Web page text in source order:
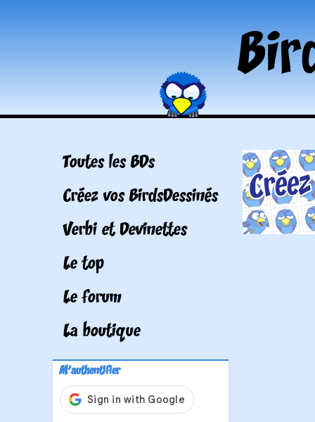
Toutes les BDs
Créez vos BirdsDessinés
Verbi et Devinettes
Le top
Le forum
La boutique
M'authentifier